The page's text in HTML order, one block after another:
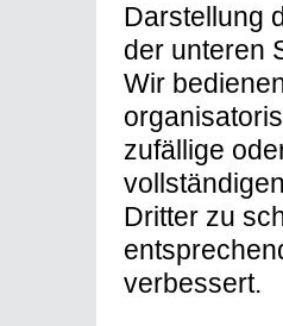
Darstellung
der unteren
Wir
zufällige
Dritter zu
verbessert.